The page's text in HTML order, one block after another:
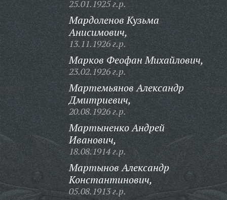
25.01.1925 г.р.
Мардоленов Кузьма
Анисимович,
13.11.1926 г.р.
Марков Феофан Михайлович,
23.02.1926 г.р.
Мартемьянов Александр
Дмитриевич,
20.08.1926 г.р.
Мартыненко Андрей
Иванович,
18.08.1914 г.р.
Мартынов Александр
Константинович,
05.08.1913 г.р.